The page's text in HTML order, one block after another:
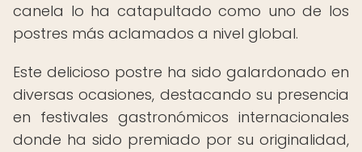
canela lo ha catapultado como uno de los
postres más aclamados a nivel global.
Este delicioso postre ha sido galardonado en
diversas ocasiones, destacando su presencia
en festivales gastronómicos internacionales
donde ha sido premiado por su originalidad,